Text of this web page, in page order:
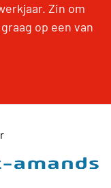
Zin om
op een van